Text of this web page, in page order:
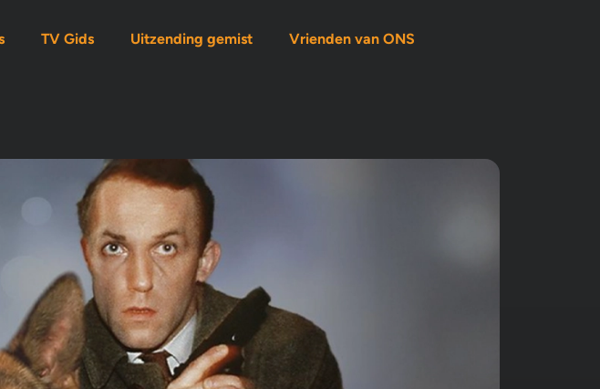
TV Gids Uitzending gemist Vrienden van ONS